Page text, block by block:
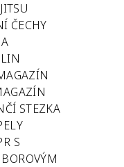
ČECHY
STEZKA
S